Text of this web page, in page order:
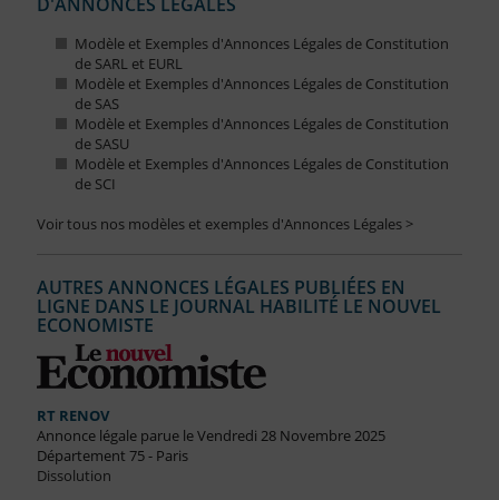
Modèle et Exemples d'Annonces Légales de Constitution
de SARL et EURL
Modèle et Exemples d'Annonces Légales de Constitution
de SAS
Modèle et Exemples d'Annonces Légales de Constitution
de SASU
Modèle et Exemples d'Annonces Légales de Constitution
de SCI
Voir tous nos modèles et exemples d'Annonces Légales >
AUTRES ANNONCES LÉGALES PUBLIÉES EN
LIGNE DANS LE JOURNAL HABILITÉ LE NOUVEL
ECONOMISTE
RT RENOV
Annonce légale parue le Vendredi 28 Novembre 2025
Département 75 - Paris
Dissolution